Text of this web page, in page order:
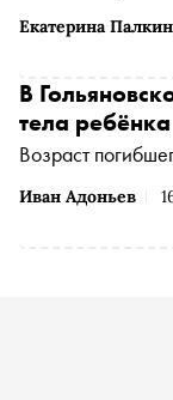
Екатерина
Иван Адоньев
В
тела ребёнка
Возраст